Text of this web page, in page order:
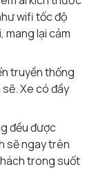
wifi tốc độ
mang lại cảm
truyền thống
Xe có đầy
đều được
sẽ ngay trên
trong suốt